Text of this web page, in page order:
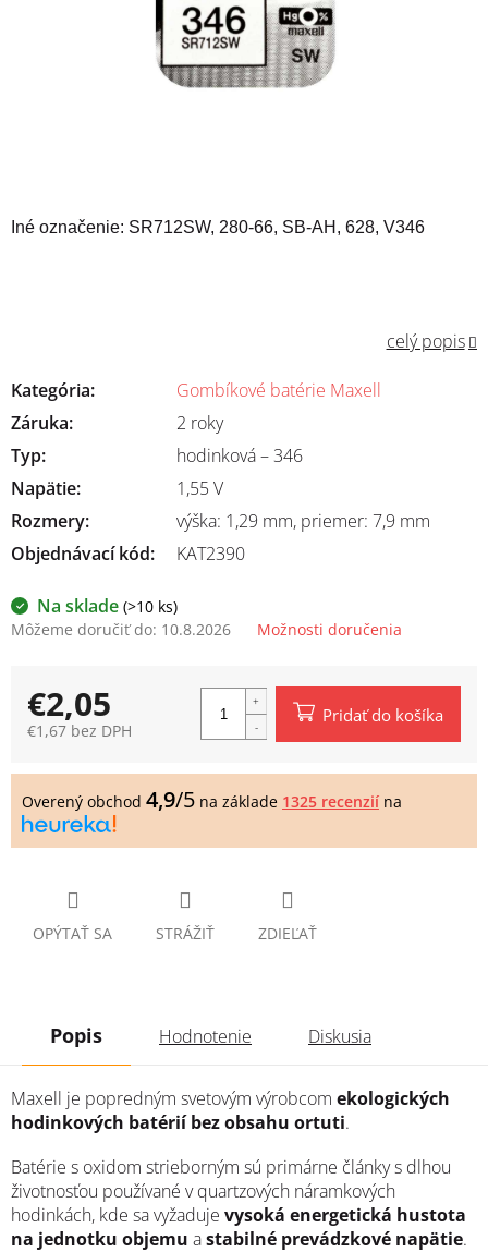
Na sklade (>10 ks)
Môžeme doručiť do: 10.8.2026 Možnosti doručenia
Iné označenie: SR712SW, 280-66, SB-AH, 628, V346
celý popis
OPÝTAŤ SA STRÁŽIŤ ZDIEĽAŤ
Kategória:
Gombíkové batérie Maxell
Záruka:
2 roky
Typ:
hodinková – 346
Napätie:
1,55 V
Rozmery:
výška: 1,29 mm, priemer: 7,9 mm
Objednávací kód:
KAT2390
€2,05
€1,67 bez DPH
cena:
Pridať do košíka
Overený obchod 4,9/5 na základe 1325 recenzií na
Popis Hodnotenie Diskusia
Maxell je popredným svetovým výrobcom ekologických
hodinkových batérií bez obsahu ortuti.
Batérie s oxidom strieborným sú primárne články s dlhou
životnosťou používané v quartzových náramkových
hodinkách, kde sa vyžaduje vysoká energetická hustota
na jednotku objemu astabilné prevádzkové napätie.